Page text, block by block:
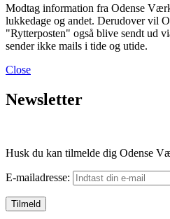
Modtag information fra Odense
lukkedage og andet. Derudover vil
"Rytterposten" også blive sendt ud
sender ikke mails i tide og utide.
Close
Newsletter
Husk du kan tilmelde dig Odense
E-mailadresse: